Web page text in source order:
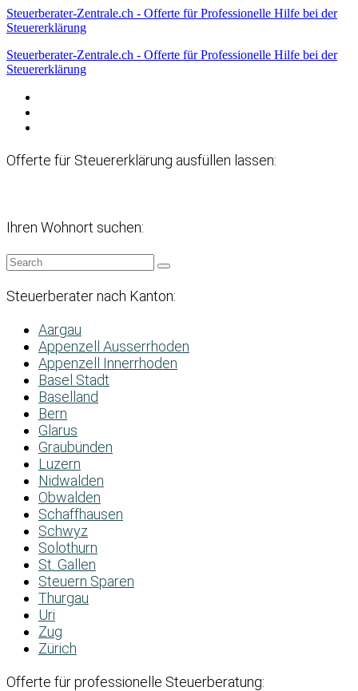
Steuerberater-Zentrale.ch - Offerte für Professionelle Hilfe bei der
Steuererklärung
Steuerberater-Zentrale.ch - Offerte für Professionelle Hilfe bei der
Steuererklärung
Offerte für Steuererklärung ausfüllen lassen:
Ihren Wohnort suchen:
Steuerberater nach Kanton:
Aargau
Appenzell Ausserrhoden
Appenzell Innerrhoden
Basel Stadt
Baselland
Bern
Glarus
Graubünden
Luzern
Nidwalden
Obwalden
Schaffhausen
Schwyz
Solothurn
St. Gallen
Steuern Sparen
Thurgau
Uri
Zug
Zürich
Offerte für professionelle Steuerberatung: